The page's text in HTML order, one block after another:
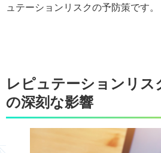
ュテーションリスクの予防策です。
レピュテーションリス
の深刻な影響